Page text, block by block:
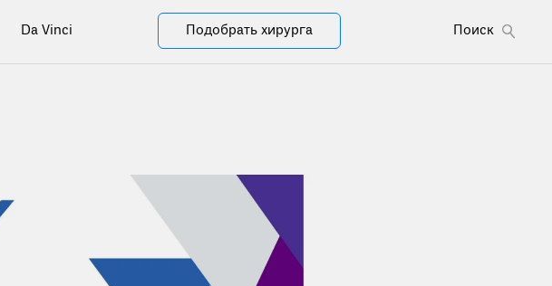
Da Vinci Подобрать хирурга Поиск